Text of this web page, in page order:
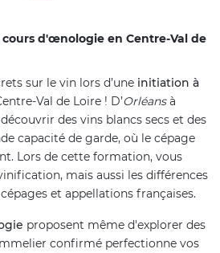
d'œnologie en Centre-Val de
sur le vin lors d’une initiation à
Val de Loire ! D’Orléansà
des vins blancs secs et des
capacité de garde, où le cépage
Lors de cette formation, vous
mais aussi les différences
et appellations françaises.
proposent même d'explorer des
confirmé perfectionne vos